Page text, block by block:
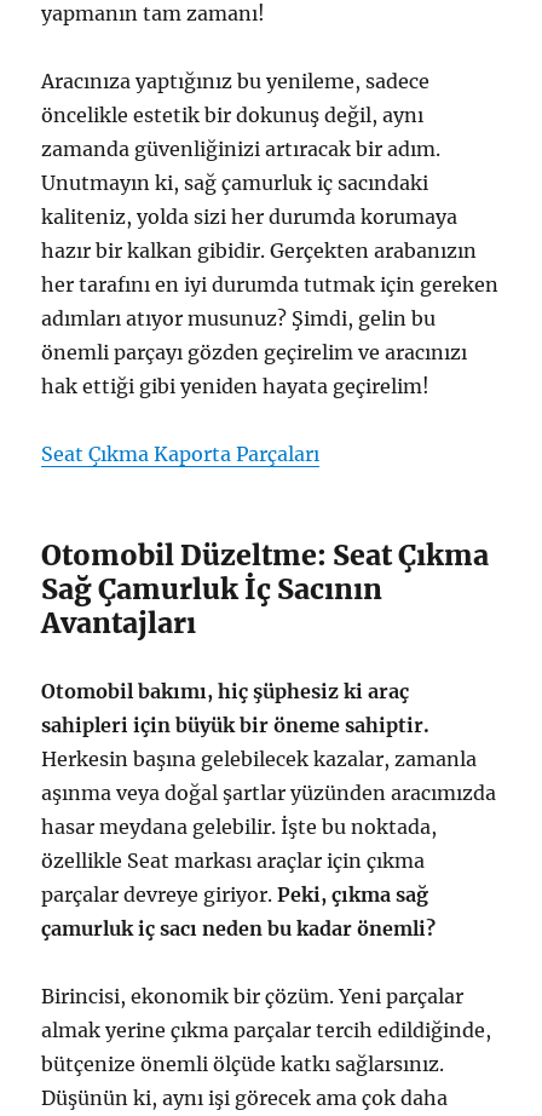
yapmanın tam zamanı!
Aracınıza yaptığınız bu yenileme, sadece
öncelikle estetik bir dokunuş değil, aynı
zamanda güvenliğinizi artıracak bir adım.
Unutmayın ki, sağ çamurluk iç sacındaki
kaliteniz, yolda sizi her durumda korumaya
hazır bir kalkan gibidir. Gerçekten arabanızın
her tarafını en iyi durumda tutmak için gereken
adımları atıyor musunuz? Şimdi, gelin bu
önemli parçayı gözden geçirelim ve aracınızı
hak ettiği gibi yeniden hayata geçirelim!
Seat Çıkma Kaporta Parçaları
Otomobil Düzeltme: Seat Çıkma
Sağ Çamurluk İç Sacının
Avantajları
Otomobil bakımı, hiç şüphesiz ki araç
sahipleri için büyük bir öneme sahiptir.
Herkesin başına gelebilecek kazalar, zamanla
aşınma veya doğal şartlar yüzünden aracımızda
hasar meydana gelebilir. İşte bu noktada,
özellikle Seat markası araçlar için çıkma
parçalar devreye giriyor.Peki, çıkma sağ
çamurluk iç sacı neden bu kadar önemli?
Birincisi, ekonomik bir çözüm. Yeni parçalar
almak yerine çıkma parçalar tercih edildiğinde,
bütçenize önemli ölçüde katkı sağlarsınız.
Düşünün ki, aynı işi görecek ama çok daha